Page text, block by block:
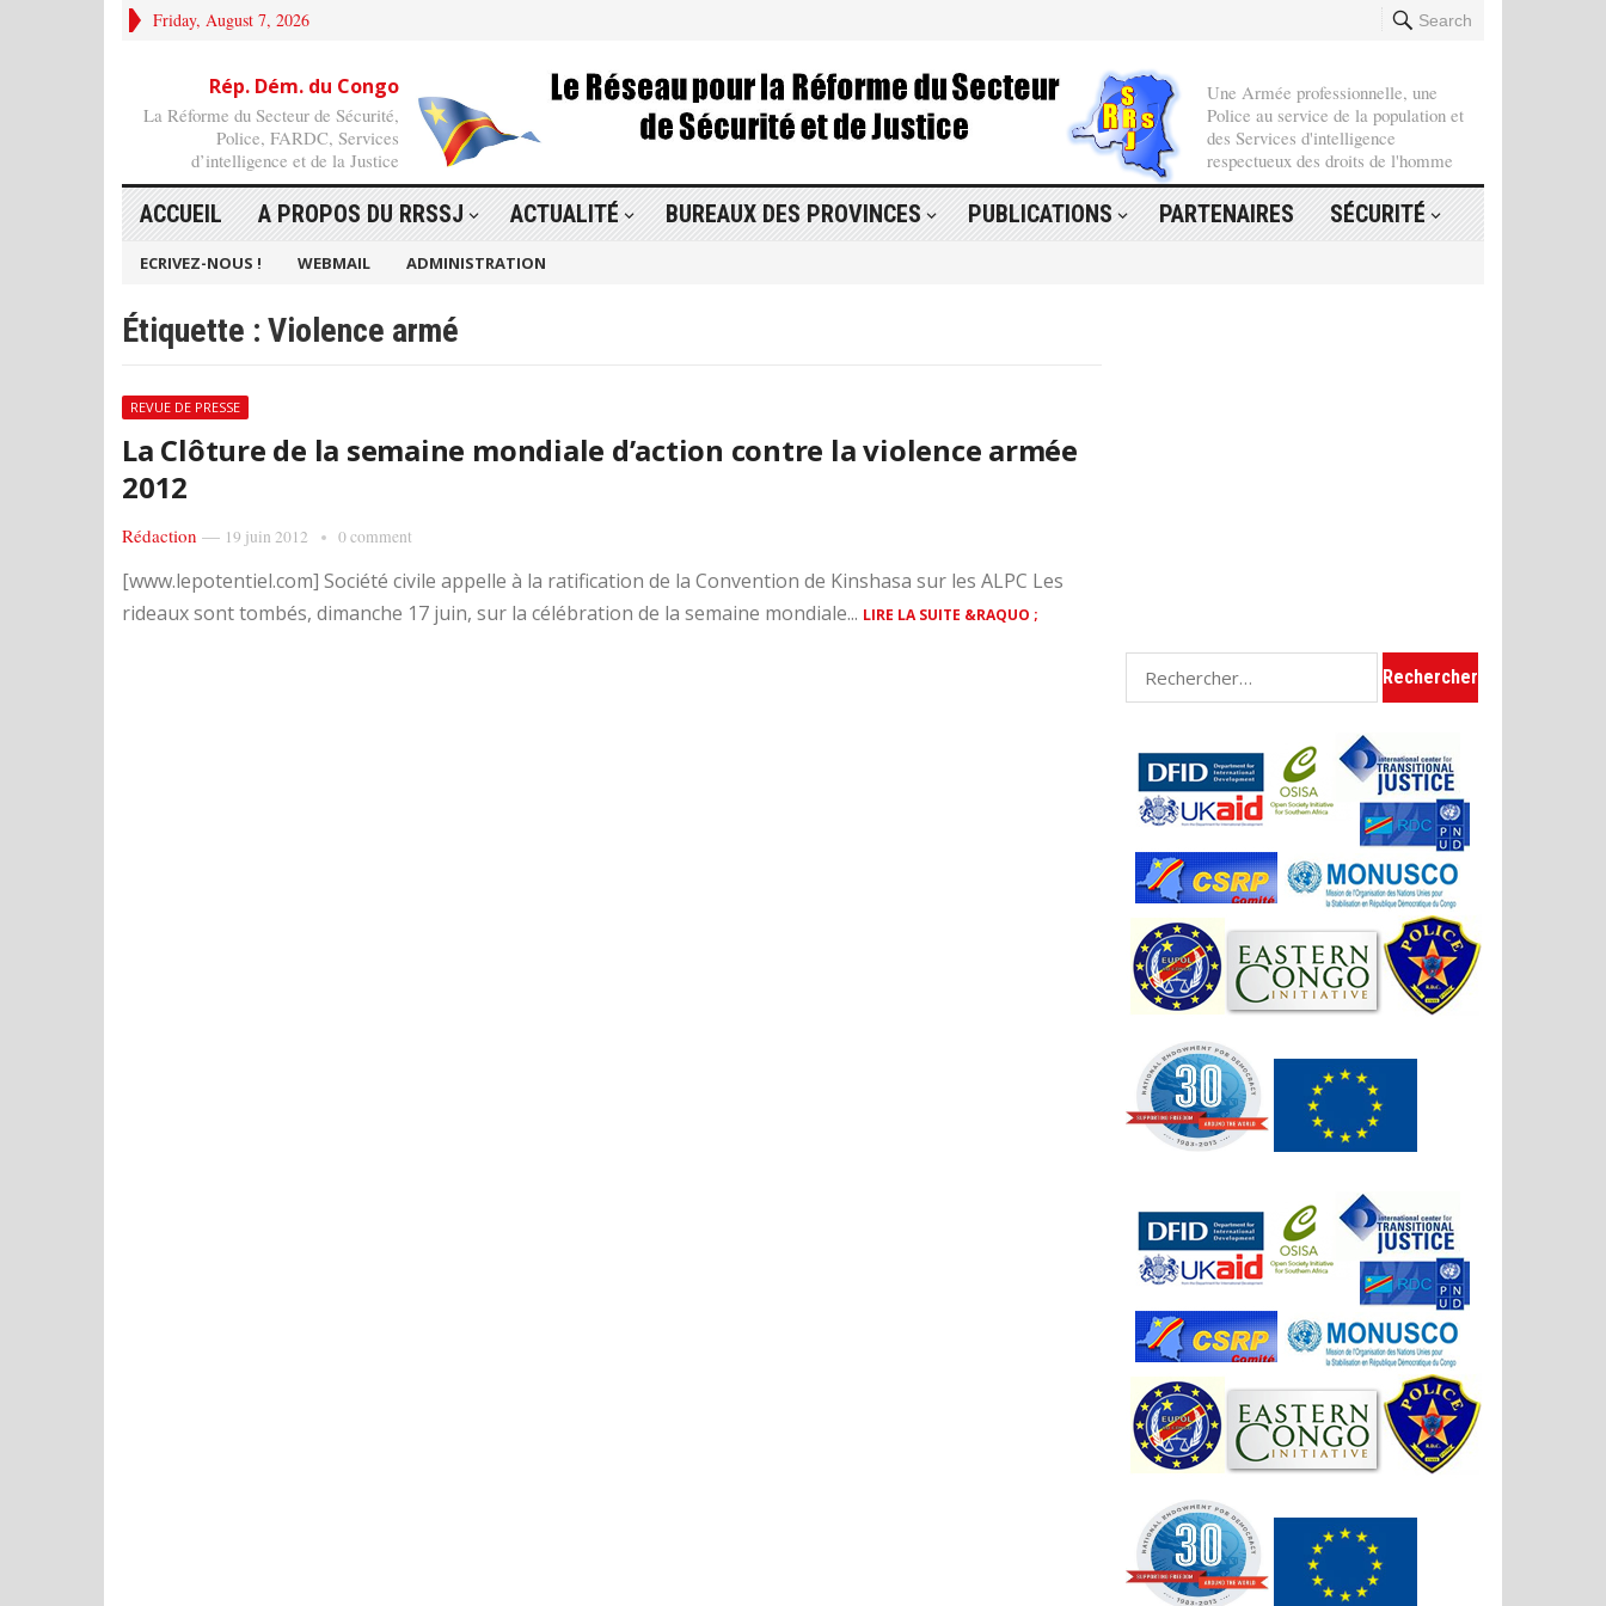
Friday, August 7, 2026 Search
Rép. Dém. du Congo
La Réforme du Secteur de Sécurité,
Police, FARDC, Services
d’intelligence et de la Justice
Une Armée professionnelle, une
Police au service de la population et
des Services d'intelligence
respectueux des droits de l'homme
ACCUEIL A PROPOS DU RRSSJ ACTUALITÉ BUREAUX DES PROVINCES PUBLICATIONS PARTENAIRES SÉCURITÉ
ECRIVEZ-NOUS ! WEBMAIL ADMINISTRATION
Étiquette : Violence armé
REVUE DE PRESSE
La Clôture de la semaine mondiale d’action contre la violence armée
2012
Rédaction — 19 juin 2012 0 comment
[www.lepotentiel.com] Société civile appelle à la ratification de la Convention de Kinshasa sur les ALPC Les
rideaux sont tombés, dimanche 17 juin, sur la célébration de la semaine mondiale... LIRE LA SUITE &RAQUO ;
Rechercher :